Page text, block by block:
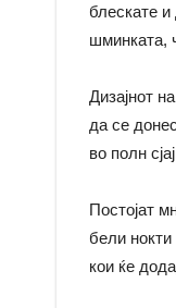
блескате и
шминката,
Дизајнот
да се
во полн
Постојат
бели нокти
кои ќе